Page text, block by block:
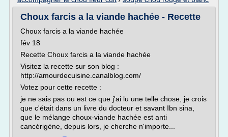
Choux farcis a la viande hachée - Recette
Choux farcis a la viande hachée
fév 18
Recette Choux farcis a la viande hachée
Visitez la recette sur son blog :
http://amourdecuisine.canalblog.com/
Votez pour cette recette :
je ne sais pas ou est ce que j'ai lu une telle chose, je crois
que c'était dans un livre du docteur et savant Ibn sina,
que le mélange choux-viande hachée est anti
cancérigène, depuis lors, je cherche n'importe...